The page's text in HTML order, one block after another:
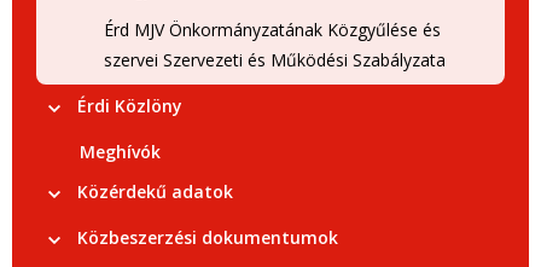
Érd MJV Önkormányzatának Közgyűlése és
szervei Szervezeti és Működési Szabályzata
Érdi Közlöny
Meghívók
Közérdekű adatok
Közbeszerzési dokumentumok